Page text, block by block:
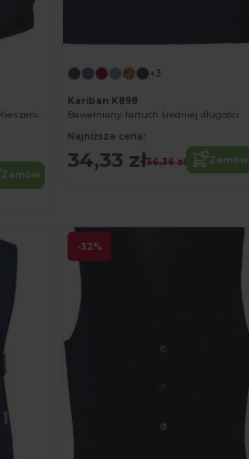
Kamizelka Ocieplana Lance z Kieszeniami
Zamów
+3
Kariban K898
Bawełniany fartuch średniej długości
Najniższa cena:
34,33 zł56,36 zł Zamów
-32%